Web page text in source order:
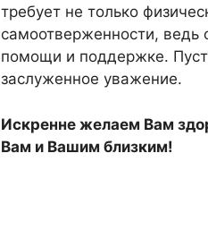
требует не только
самоотверженности,
помощи и поддержке.
заслуженное уважение.
Искренне желаем Вам
Вам и Вашим близким!